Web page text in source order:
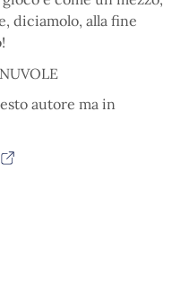
diciamolo, alla fine
autore ma in